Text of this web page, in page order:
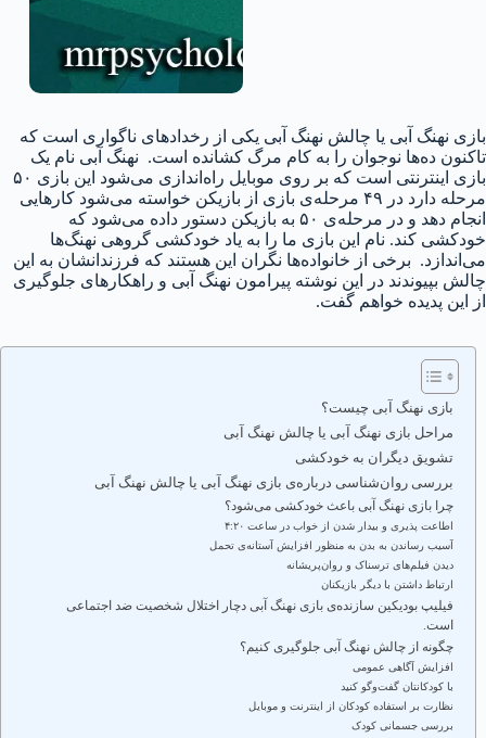
بازی نهنگ آبی یا چالش نهنگ آبی یکی از رخدادهای ناگواری است که
تاکنون ده‌ها نوجوان را به کام مرگ کشانده است. نهنگ آبی نام یک
بازی اینترنتی است که بر روی موبایل راه‌اندازی می‌شود این بازی ۵۰
مرحله دارد در ۴۹ مرحله‌ی بازی از بازیکن خواسته می‌شود کارهایی
انجام دهد و در مرحله‌ی ۵۰ به بازیکن دستور داده می‌شود که
خودکشی کند. نام این بازی ما را به یاد خودکشی گروهی نهنگ‌ها
می‌اندازد. برخی از خانواده‌ها نگران این هستند که فرزندانشان به این
چالش بپیوندند در این نوشته پیرامون نهنگ آبی و راهکارهای جلوگیری
از این پدیده خواهم گفت.
بازی نهنگ آبی چیست؟
مراحل بازی نهنگ آبی یا چالش نهنگ آبی
تشویق دیگران به خودکشی
بررسی روان‌شناسی درباره‌ی بازی نهنگ آبی یا چالش نهنگ آبی
چرا بازی نهنگ آبی باعث خودکشی می‌شود؟
اطاعت پذیری و بیدار شدن از خواب در ساعت ۴:۲۰
آسیب رساندن به بدن به منظور افزایش آستانه‌ی تحمل
دیدن فیلم‌های ترسناک و روان‌پریشانه
ارتباط داشتن با دیگر بازیکنان
فیلیپ بودیکین سازنده‌ی بازی نهنگ آبی دچار اختلال شخصیت ضد اجتماعی
است.
چگونه از چالش نهنگ آبی جلوگیری کنیم؟
افزایش آگاهی عمومی
با کودکانتان گفت‌وگو کنید
نظارت بر استفاده کودکان از اینترنت و موبایل
بررسی جسمانی کودک